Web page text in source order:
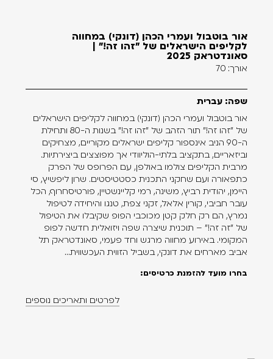
אור בוטבול ועמרי הכהן (דונקי) במחווה
לקליפים הישראלים של "זהו זה!" |
סאונדטראק 2025
אורך: 70
שפה: עברית
אור בוטבול ועמרי הכהן (דונקי) במחווה לקליפים הישראלים
של "זהו זה!" תור הזהב של "זהו זה!" בשנות ה-80 ותחילת
ה-90 הניב אינספור קליפים ישראלים מקוריים, מצחיקים
וביזאריים, בתקציב בלתי-הוליוודי אך מפוצצים ביצירתיות.
מרבית הקליפים צולמו באולפן, עם הפרופס של הפרק
כתפאורה ועם שחקני התכנית כסטטיסטים. שרון ליפשיץ, סי
היימן, יהודית רביץ, משינה, רמי קליינשטיין, פורטיסחרוף, הכל
עובר חביבי, קורין אלאל, זקני צפת, טנגו והיחידה לטיפול
נמרץ, הם רק חלק קטן מכוכבי הפופ שקיבלו את הטיפול
של "זה זה!" – תוכנית שיצרה שפה ויזואלית חדשה לפופ
המקומי. באירוע מחווה מרגש וחד פעמי, סאונדטראק תל
אביב מארחים את דונקי, בשביל הזווית העכשווית...
בחרו מועד להזמנת כרטיסים:
לפרטים ותאריכים נוספים